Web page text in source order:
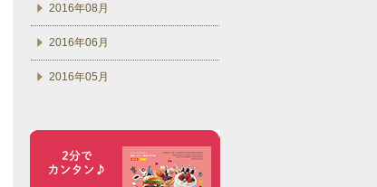
2016年08月
2016年06月
2016年05月